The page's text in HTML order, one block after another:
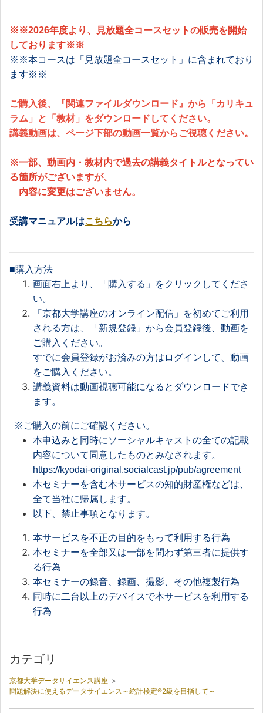
※※2026年度より、 見放題全コースセットの販売を開始
しております※※
※※本コースは「見放題全コースセット」に含まれており
ます※※
ご購入後、『関連ファイルダウンロード』から「カリキュ
ラム」と「教材」をダウンロードしてください。
講義動画は、ページ下部の動画一覧からご視聴ください。
※一部、動画内・教材内で過去の講義タイトルとなってい
る箇所がございますが、
内容に変更はございません。
受講マニュアルはこちらから
■購入方法
画面右上より、「購入する」をクリックしてくださ
い。
「京都大学講座のオンライン配信」を初めてご利用
される方は、「新規登録」から会員登録後、動画を
ご購入ください。
すでに会員登録がお済みの方はログインして、動画
をご購入ください。
講義資料は動画視聴可能になるとダウンロードでき
ます。
※ご購入の前にご確認ください。
本申込みと同時にソーシャルキャストの全ての記載
内容について同意したものとみなされます。
https://kyodai-original.socialcast.jp/pub/agreement
本セミナーを含む本サービスの知的財産権などは、
全て当社に帰属します。
以下、禁止事項となります。
本サービスを不正の目的をもって利用する行為
本セミナーを全部又は一部を問わず第三者に提供す
る行為
本セミナーの録音、録画、撮影、その他複製行為
同時に二台以上のデバイスで本サービスを利用する
行為
カテゴリ
京都大学データサイエンス講座 >
問題解決に使えるデータサイエンス～統計検定®2級を目指して～